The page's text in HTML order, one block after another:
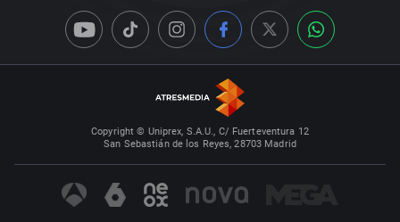
Copyright © Uniprex, S.A.U., C/ Fuerteventura 12
San Sebastián de los Reyes, 28703 Madrid